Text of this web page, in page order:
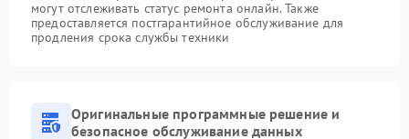
могут отслеживать статус ремонта онлайн. Также
предоставляется постгарантийное обслуживание для
продления срока службы техники
Оригинальные программные решение и
безопасное обслуживание данных